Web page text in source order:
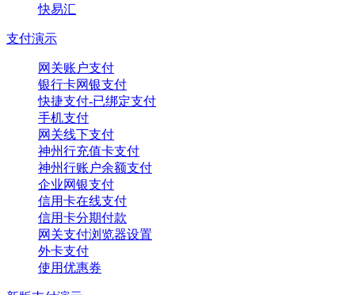
快易汇
支付演示
网关账户支付
银行卡网银支付
快捷支付-已绑定支付
手机支付
网关线下支付
神州行充值卡支付
神州行账户余额支付
企业网银支付
信用卡在线支付
信用卡分期付款
网关支付浏览器设置
外卡支付
使用优惠券